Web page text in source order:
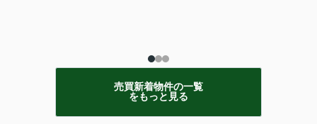
売買新着物件の一覧
をもっと見る